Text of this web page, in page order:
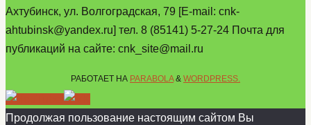
Ахтубинск, ул. Волгоградская, 79 [E-mail: cnk-
ahtubinsk@yandex.ru] тел. 8 (85141) 5-27-24 Почта для
публикаций на сайте: cnk_site@mail.ru
РАБОТАЕТ НА PARABOLA& WORDPRESS.
Продолжая пользование настоящим сайтом Вы